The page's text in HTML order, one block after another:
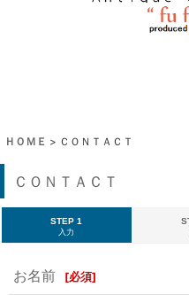
ＨＯＭＥ > ＣＯＮＴＡＣＴ
ＣＯＮＴＡＣＴ
STEP 1
入力
お名前 [必須]